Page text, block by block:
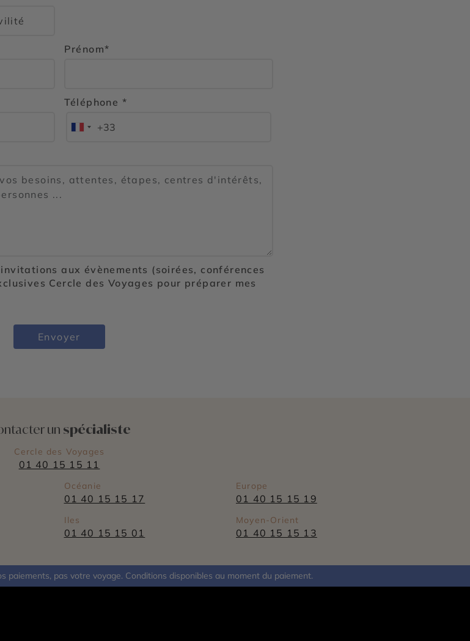
paiements, pas votre voyage. Conditions disponibles au moment du paiement.
Prénom*
Téléphone *
France
+33
aux évènements (soirées, conférences
Cercle des Voyages pour préparer mes
Envoyer
un spécialiste
Cercle des Voyages
01 40 15 15 11
Océanie
01 40 15 15 17
Europe
01 40 15 15 19
Iles
01 40 15 15 01
Moyen-Orient
01 40 15 15 13